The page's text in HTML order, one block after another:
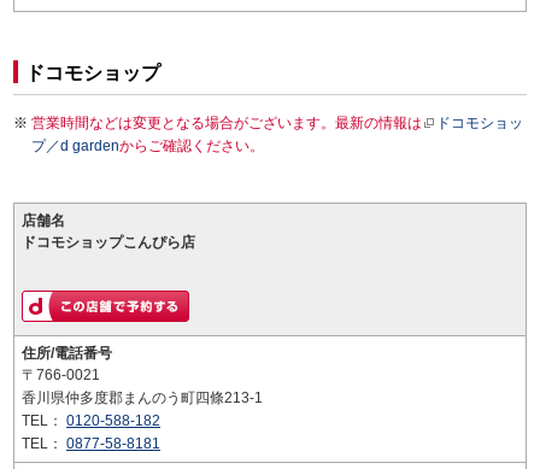
ドコモショップ
営業時間などは変更となる場合がございます。最新の情報は
ドコモショッ
プ／d gardenからご確認ください。
店舗名
ドコモショップこんぴら店
住所/電話番号
〒766-0021
香川県仲多度郡まんのう町四條213-1
TEL： 0120-588-182
TEL： 0877-58-8181